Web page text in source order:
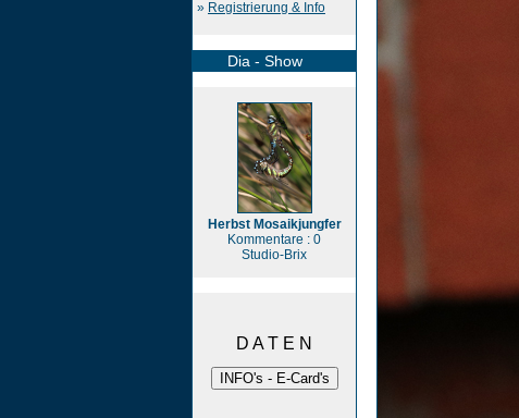
» Registrierung & Info
Dia - Show
Herbst Mosaikjungfer
Kommentare : 0
Studio-Brix
D A T E N